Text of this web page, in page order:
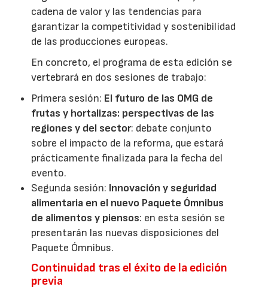
cadena de valor y las tendencias para
garantizar la competitividad y sostenibilidad
de las producciones europeas.
En concreto, el programa de esta edición se
vertebrará en dos sesiones de trabajo:
Primera sesión: El futuro de las OMG de
frutas y hortalizas: perspectivas de las
regiones y del sector: debate conjunto
sobre el impacto de la reforma, que estará
prácticamente finalizada para la fecha del
evento.
Segunda sesión: Innovación y seguridad
alimentaria en el nuevo Paquete Ómnibus
de alimentos y piensos: en esta sesión se
presentarán las nuevas disposiciones del
Paquete Ómnibus.
Continuidad tras el éxito de la edición
previa